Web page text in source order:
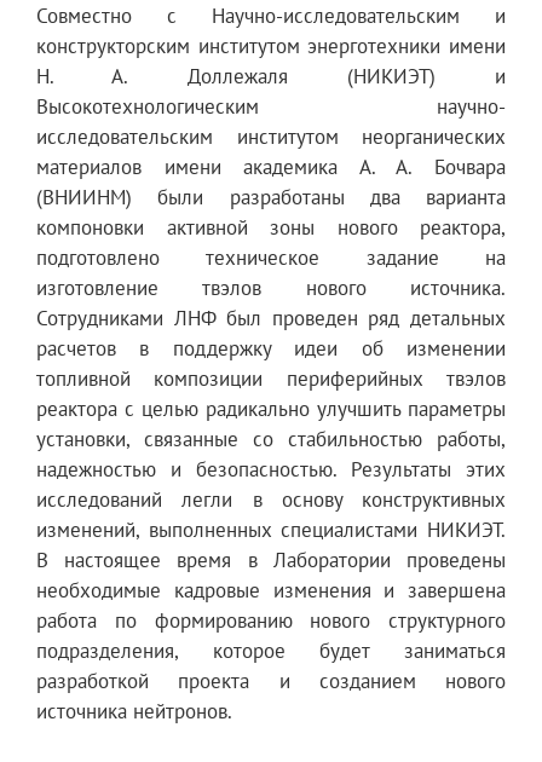
Совместно с Научно-исследовательским и
конструкторским институтом энерготехники имени
Н. А. Доллежаля (НИКИЭТ) и
Высокотехнологическим научно-
исследовательским институтом неорганических
материалов имени академика А. А. Бочвара
(ВНИИНМ) были разработаны два варианта
компоновки активной зоны нового реактора,
подготовлено техническое задание на
изготовление твэлов нового источника.
Сотрудниками ЛНФ был проведен ряд детальных
расчетов в поддержку идеи об изменении
топливной композиции периферийных твэлов
реактора с целью радикально улучшить параметры
установки, связанные со стабильностью работы,
надежностью и безопасностью. Результаты этих
исследований легли в основу конструктивных
изменений, выполненных специалистами НИКИЭТ.
В настоящее время в Лаборатории проведены
необходимые кадровые изменения и завершена
работа по формированию нового структурного
подразделения, которое будет заниматься
разработкой проекта и созданием нового
источника нейтронов.